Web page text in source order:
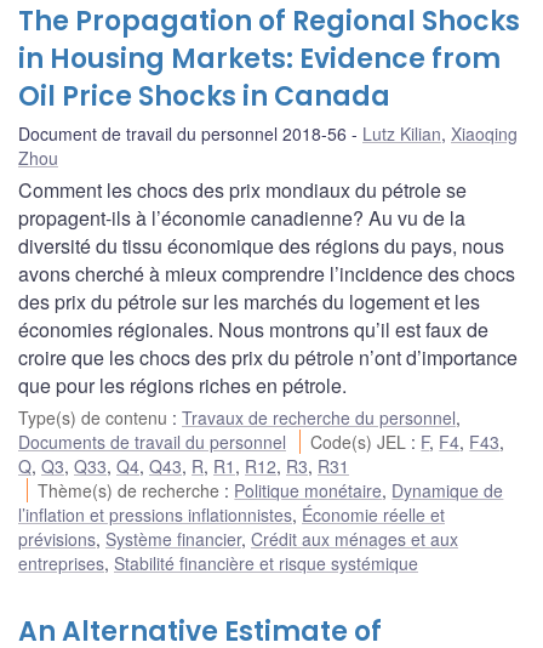
The Propagation of Regional Shocks
in Housing Markets: Evidence from
Oil Price Shocks in Canada
Document de travail du personnel 2018-56 Lutz Kilian, Xiaoqing
Zhou
Comment les chocs des prix mondiaux du pétrole se
propagent-ils à l’économie canadienne? Au vu de la
diversité du tissu économique des régions du pays, nous
avons cherché à mieux comprendre l’incidence des chocs
des prix du pétrole sur les marchés du logement et les
économies régionales. Nous montrons qu’il est faux de
croire que les chocs des prix du pétrole n’ont d’importance
que pour les régions riches en pétrole.
Type(s) de contenu : Travaux de recherche du personnel,
Documents de travail du personnel
Code(s) JEL : F, F4, F43,
Q, Q3, Q33, Q4, Q43, R, R1 , R12, R3, R31
Thème(s) de recherche : Politique monétaire, Dynamique de
l’inflation et pressions inflationnistes, Économie réelle et
prévisions, Système financier, Crédit aux ménages et aux
entreprises, Stabilité financière et risque systémique
An Alternative Estimate of